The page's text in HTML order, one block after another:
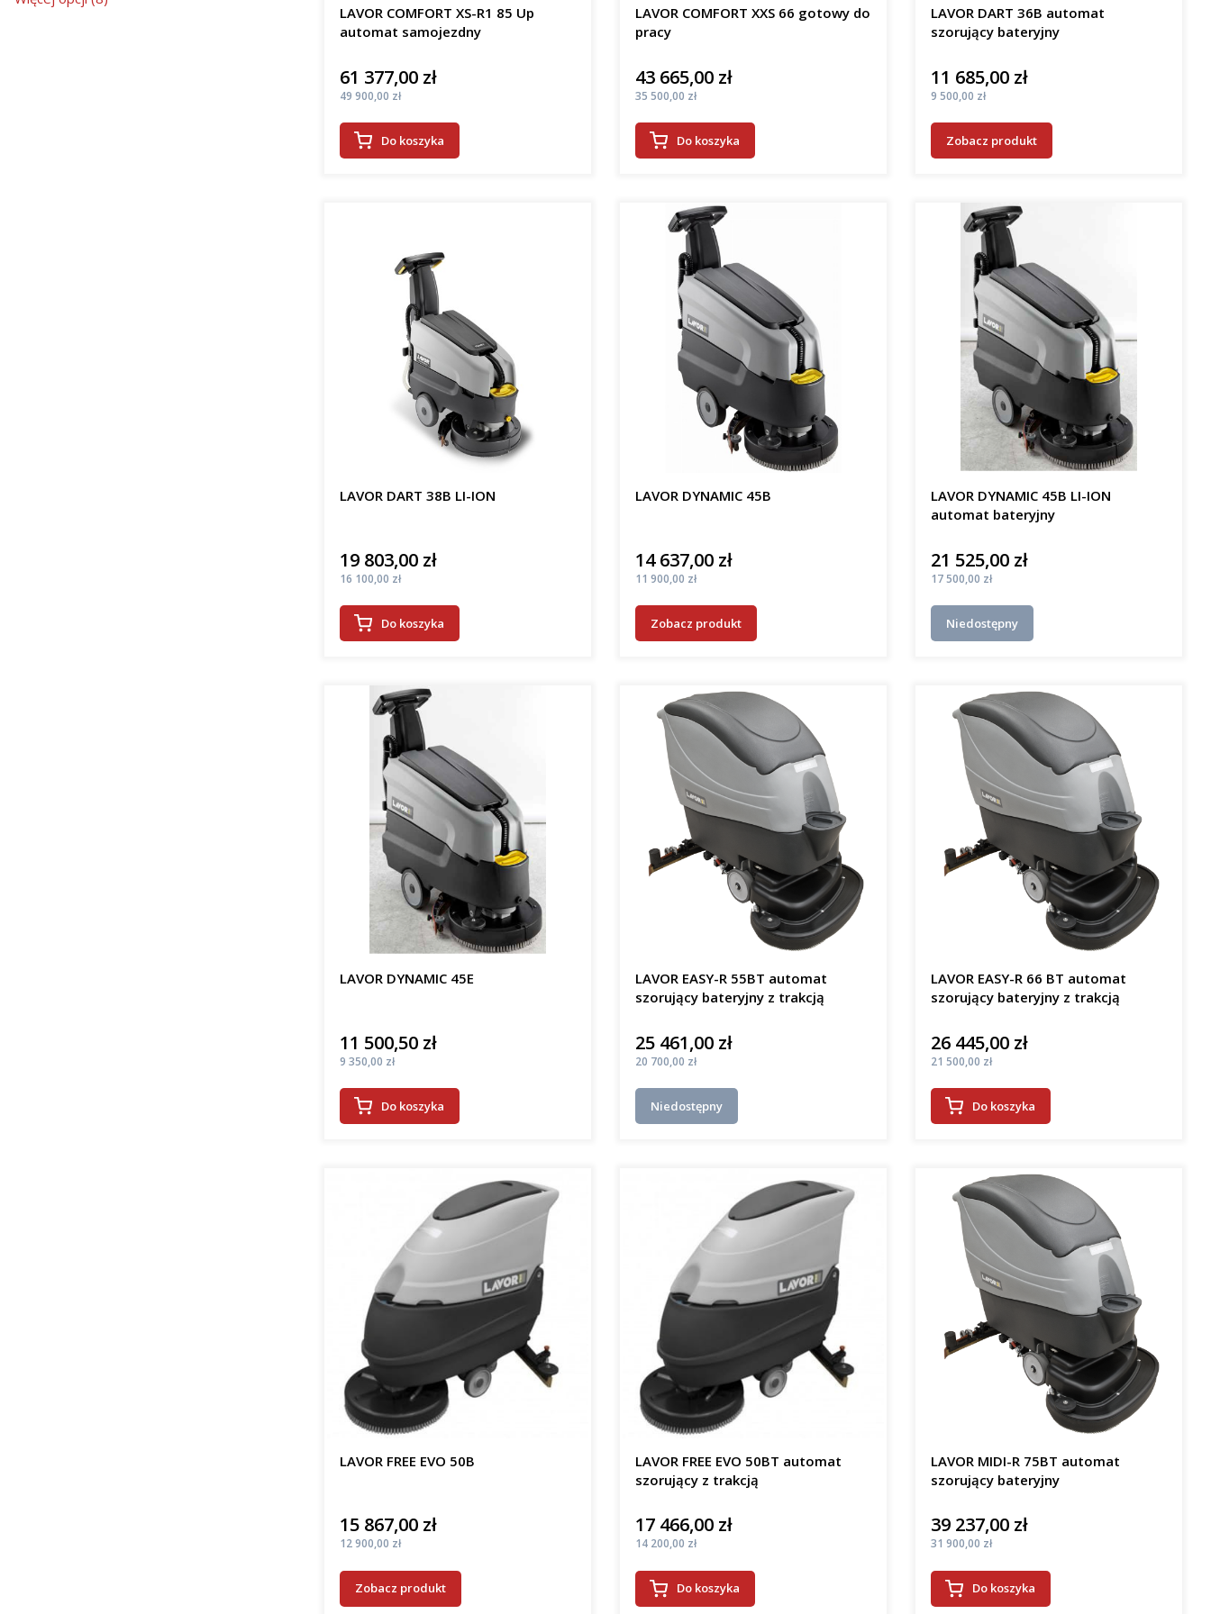
LAVOR COMFORT XS-R1 85 Up
automat samojezdny
Cena
61 377,00 zł
Cena
49 900,00 zł
Do koszyka
LAVOR COMFORT XXS 66 gotowy do
pracy
Cena
43 665,00 zł
Cena
35 500,00 zł
Do koszyka
LAVOR DART 36B automat
szorujący bateryjny
Cena
11 685,00 zł
Cena
9 500,00 zł
Zobacz produkt
LAVOR DART 38B LI-ION
Cena
19 803,00 zł
Cena
16 100,00 zł
Do koszyka
LAVOR DYNAMIC 45B
Cena
14 637,00 zł
Cena
11 900,00 zł
Zobacz produkt
LAVOR DYNAMIC 45B LI-ION
automat bateryjny
Cena
21 525,00 zł
Cena
17 500,00 zł
Niedostępny
LAVOR DYNAMIC 45E
Cena
11 500,50 zł
Cena
9 350,00 zł
Do koszyka
LAVOR EASY-R 55BT automat
szorujący bateryjny z trakcją
Cena
25 461,00 zł
Cena
20 700,00 zł
Niedostępny
LAVOR EASY-R 66 BT automat
szorujący bateryjny z trakcją
Cena
26 445,00 zł
Cena
21 500,00 zł
Do koszyka
LAVOR FREE EVO 50B
Cena
15 867,00 zł
Cena
12 900,00 zł
Zobacz produkt
LAVOR FREE EVO 50BT automat
szorujący z trakcją
Cena
17 466,00 zł
Cena
14 200,00 zł
Do koszyka
LAVOR MIDI-R 75BT automat
szorujący bateryjny
Cena
39 237,00 zł
Cena
31 900,00 zł
Do koszyka